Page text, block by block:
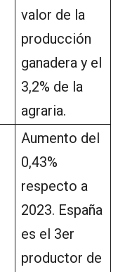
valor de la
producción
ganadera y el
3,2% de la
agraria.
Aumento del
0,43%
respecto a
2023. España
es el 3er
productor de